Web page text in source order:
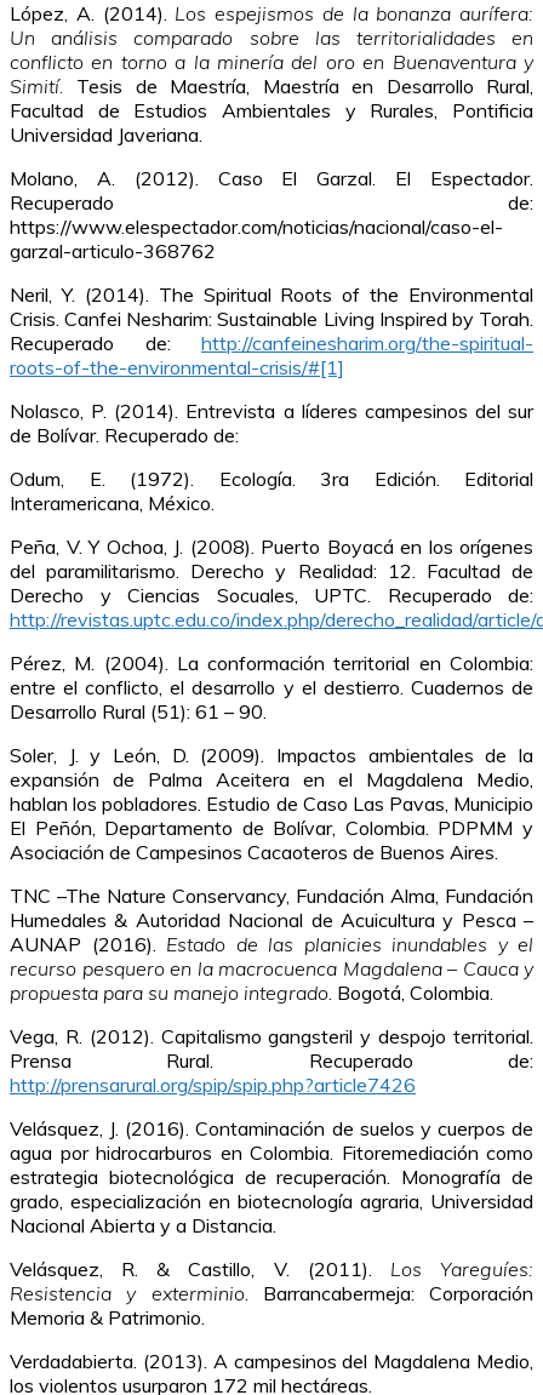
López, A. (2014). Los espejismos de la bonanza aurífera:
Un análisis comparado sobre las territorialidades en
conflicto en torno a la minería del oro en Buenaventura y
Simití. Tesis de Maestría, Maestría en Desarrollo Rural,
Facultad de Estudios Ambientales y Rurales, Pontificia
Universidad Javeriana.
Molano, A. (2012). Caso El Garzal. El Espectador.
Recuperado de:
https://www.elespectador.com/noticias/nacional/caso-el-
garzal-articulo-368762
Neril, Y. (2014). The Spiritual Roots of the Environmental
Crisis. Canfei Nesharim: Sustainable Living Inspired by Torah.
Recuperado de: http://canfeinesharim.org/the-spiritual-
roots-of-the-environmental-crisis/#[1]
Nolasco, P. (2014). Entrevista a líderes campesinos del sur
de Bolívar. Recuperado de:
Odum, E. (1972). Ecología. 3ra Edición. Editorial
Interamericana, México.
Peña, V. Y Ochoa, J. (2008). Puerto Boyacá en los orígenes
del paramilitarismo. Derecho y Realidad: 12. Facultad de
Derecho y Ciencias Socuales, UPTC. Recuperado de:
http://revistas.uptc.edu.co/index.php/derecho_realidad/
Pérez, M. (2004). La conformación territorial en Colombia:
entre el conflicto, el desarrollo y el destierro. Cuadernos de
Desarrollo Rural (51): 61 – 90.
Soler, J. y León, D. (2009). Impactos ambientales de la
expansión de Palma Aceitera en el Magdalena Medio,
hablan los pobladores. Estudio de Caso Las Pavas, Municipio
El Peñón, Departamento de Bolívar, Colombia. PDPMM y
Asociación de Campesinos Cacaoteros de Buenos Aires.
TNC –The Nature Conservancy, Fundación Alma, Fundación
Humedales & Autoridad Nacional de Acuicultura y Pesca –
AUNAP (2016). Estado de las planicies inundables y el
recurso pesquero en la macrocuenca Magdalena – Cauca y
propuesta para su manejo integrado. Bogotá, Colombia.
Vega, R. (2012). Capitalismo gangsteril y despojo territorial.
Prensa Rural. Recuperado de:
http://prensarural.org/spip/spip.php?article7426
Velásquez, J. (2016). Contaminación de suelos y cuerpos de
agua por hidrocarburos en Colombia. Fitoremediación como
estrategia biotecnológica de recuperación. Monografía de
grado, especialización en biotecnología agraria, Universidad
Nacional Abierta y a Distancia.
Velásquez, R. & Castillo, V. (2011). Los Yareguíes:
Resistencia y exterminio. Barrancabermeja: Corporación
Memoria & Patrimonio.
Verdadabierta. (2013). A campesinos del Magdalena Medio,
los violentos usurparon 172 mil hectáreas.